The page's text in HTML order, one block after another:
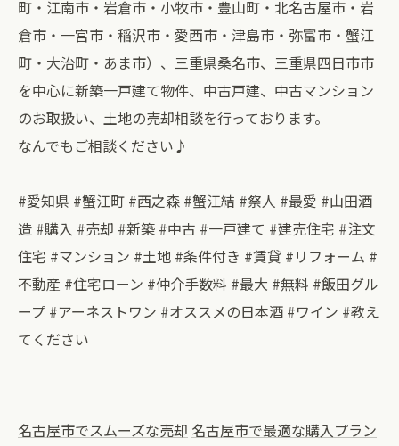
町・江南市・岩倉市・小牧市・豊山町・北名古屋市・岩
倉市・一宮市・稲沢市・愛西市・津島市・弥富市・蟹江
町・大治町・あま市）、三重県桑名市、三重県四日市市
を中心に新築一戸建て物件、中古戸建、中古マンション
のお取扱い、土地の売却相談を行っております。
なんでもご相談ください♪
#愛知県 #蟹江町 #西之森 #蟹江結 #祭人 #最愛 #山田酒
造 #購入 #売却 #新築 #中古 #一戸建て #建売住宅 #注文
住宅 #マンション #土地 #条件付き #賃貸 #リフォーム #
不動産 #住宅ローン #仲介手数料 #最大 #無料 #飯田グル
ープ #アーネストワン #オススメの日本酒 #ワイン #教え
てください
名古屋市でスムーズな売却 名古屋市で最適な購入プラン